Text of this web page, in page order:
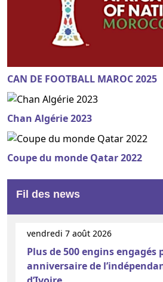
CAN DE FOOTBALL MAROC 2025
Chan Algérie 2023
Coupe du monde Qatar 2022
Fil des news
vendredi 7 août 2026
Plus de 500 engins engagés
anniversaire de